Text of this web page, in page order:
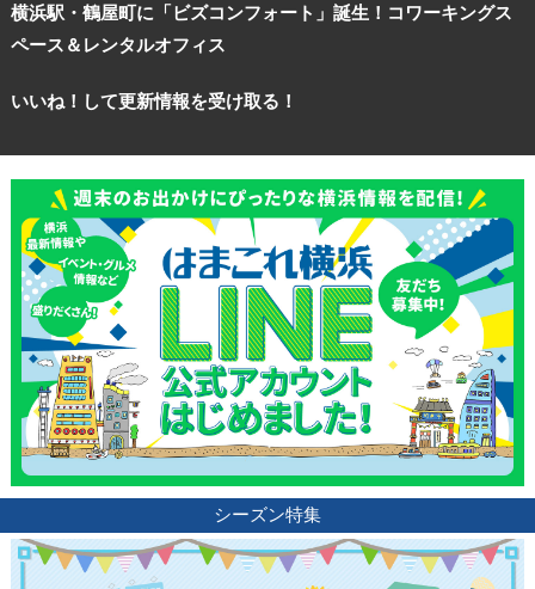
横浜駅・鶴屋町に「ビズコンフォート」誕生！コワーキングス
ペース＆レンタルオフィス
いいね！して更新情報を受け取る！
シーズン特集